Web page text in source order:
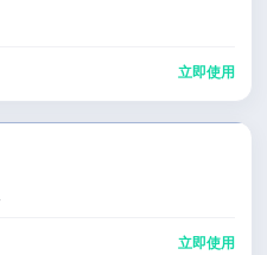
立即使用
立即使用